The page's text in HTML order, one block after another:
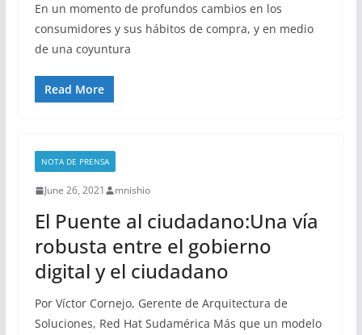
En un momento de profundos cambios en los
consumidores y sus hábitos de compra, y en medio
de una coyuntura
Read More
NOTA DE PRENSA
June 26, 2021 mnishio
El Puente al ciudadano:Una vía
robusta entre el gobierno
digital y el ciudadano
Por Víctor Cornejo, Gerente de Arquitectura de
Soluciones, Red Hat Sudamérica Más que un modelo